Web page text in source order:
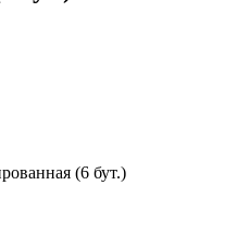
(6 бут.)